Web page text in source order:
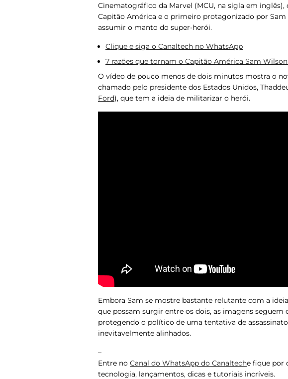
Cinematográfico da Marvel (MCU, na sigla em
Capitão América e o primeiro protagonizado por
assumir o manto do super-herói.
Clique e siga o Canaltech no WhatsApp
7 razões que tornam o Capitão América Sam
O vídeo de pouco menos de dois minutos mostra o
chamado pelo presidente dos Estados Unidos,
Ford), que tem a ideia de militarizar o herói.
Embora Sam se mostre bastante relutante com a
que possam surgir entre os dois, as imagens seguem
protegendo o político de uma tentativa de
inevitavelmente alinhados.
–
Entre no Canal do WhatsApp do Canalteche fique por
tecnologia, lançamentos, dicas e tutoriais incríveis.